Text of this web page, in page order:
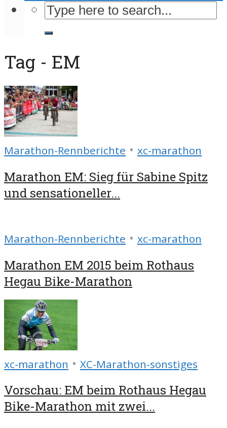
Tag - EM
Marathon-Rennberichte • xc-marathon
Marathon EM: Sieg für Sabine Spitz
und sensationeller...
Marathon-Rennberichte • xc-marathon
Marathon EM 2015 beim Rothaus
Hegau Bike-Marathon
xc-marathon • XC-Marathon-sonstiges
Vorschau: EM beim Rothaus Hegau
Bike-Marathon mit zwei...